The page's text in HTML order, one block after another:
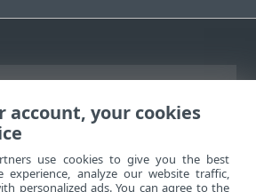
znalostí ESET
account, your cookies
use cookies to give you the best
experience, analyze our website traffic,
personalized ads. You can agree to the